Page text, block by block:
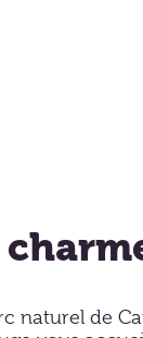
naturel de